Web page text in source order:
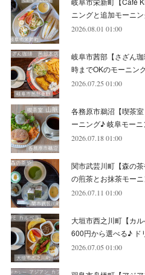
(7)
( 6)
(10)
(5)
(6)
(8)
(9)
(4)
(6)
(11)
(7)
(9)
(2)
(7)
(5)
(1)
(8)
(4)
(7)
(4)
(5)
(4)
(4)
(10)
(10)
(6)
(7)
(8)
(7)
(6)
(5)
(6)
(8)
(8)
(5)
(8)
(8)
(8)
(9)
(9)
(9)
(7)
(11)
(10)
(10)
(12)
(16)
(9)
(13)
(8)
(6)
(12)
(6)
ニングと追加モーニ
2026.08.01 01:00
岐阜市茜部【さざん
時までOKのモーニン
2026.07.25 01:00
各務原市鵜沼【喫茶
ーニング♪ 岐阜モー
2026.07.18 01:00
関市武芸川町【森の
の煎茶とお抹茶モー
2026.07.11 01:00
大垣市西之川町【カ
600円から選べる♪ ド
2026.07.05 01:00